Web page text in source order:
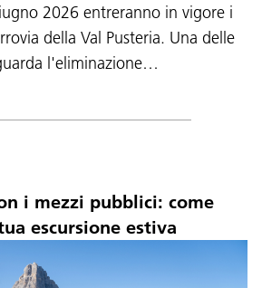
2026 entreranno in vigore i
della Val Pusteria. Una delle
l'eliminazione…
i mezzi pubblici: come
escursione estiva